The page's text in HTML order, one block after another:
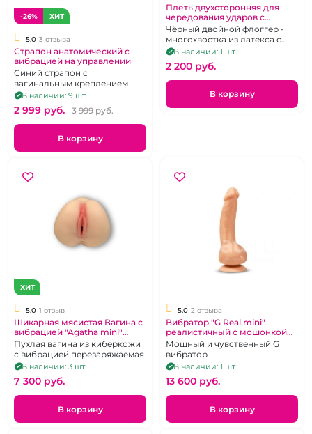
-26% ХИТ
5.0 3 отзыва
Страпон анатомический с
вибрацией на управлении
Синий страпон с
вагинальным креплением
В наличии: 9 шт.
2 999 pуб. 3 999 pуб.
В корзину
Плеть двухсторонняя для
чередования ударов с
шариками и лентами"Mini
Rocket"
Чёрный двойной флоггер -
многохвостка из латекса с
хромированной ручкой
В наличии: 1 шт.
2 200 pуб.
В корзину
ХИТ
5.0 1 отзыв
Шикарная мясистая Вагина с
вибрацией "Agatha mini"
кибер кожа
Пухлая вагина из киберкожи
с вибрацией перезаряжаемая
В наличии: 3 шт.
7 300 pуб.
В корзину
5.0 2 отзыва
Вибратор "G Real mini"
реалистичный с мошонкой
на присоске,
перезаряжаемый
Мощный и чувственный G
вибратор
В наличии: 1 шт.
13 600 pуб.
В корзину